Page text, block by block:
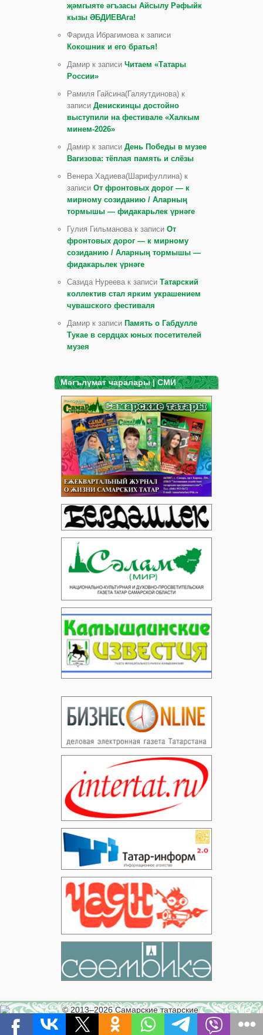
җәмгыяте әгъзасы Айсылу Рәфыйк
кызы ӘБДИЕВАга!
Фарида Ибрагимова к записи
Кокошник и его братья!
Дамир к записи Читаем «Татары
России»
Рамиля Гайсина(Галяутдинова) к
записи Денискинцы достойно
выступили на фестивале «Халкым
минем-2026»
Дамир к записи День Победы в музее
Вагизова: тёплая память и слёзы
Венера Хадиева(Шарифуллина) к
записи От фронтовых дорог — к
мирному созиданию / Аларның
тормышы — фидакарьлек үрнәге
Гулия Гильманова к записи От
фронтовых дорог — к мирному
созиданию / Аларның тормышы —
фидакарьлек үрнәге
Сазида Нуреева к записи Татарский
коллектив стал ярким украшением
чувашского фестиваля
Дамир к записи Память о Габдулле
Тукае в сердцах юных посетителей
музея
Мәгълүмат чаралары | СМИ
© 2013–2026 Самарские татарские
новости
Создание сайта